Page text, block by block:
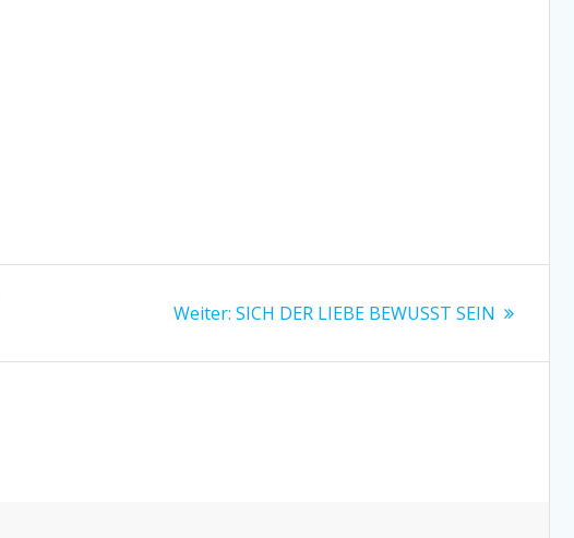
Weiter: Nächster
SICH DER LIEBE BEWUSST SEIN